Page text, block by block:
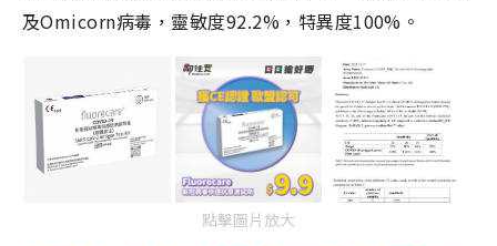
及Omicorn病毒，靈敏度92.2%，特異度100%。
點擊圖片放大